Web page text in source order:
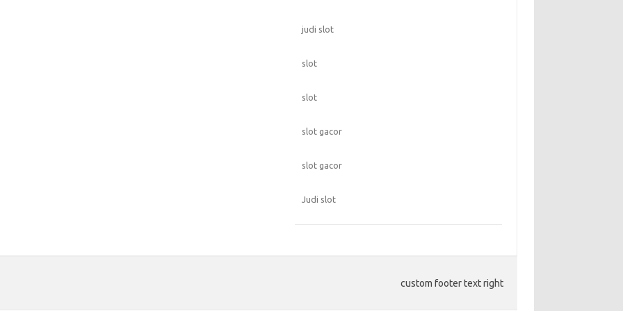
judi slot
slot
slot
slot gacor
slot gacor
Judi slot
custom footer text right